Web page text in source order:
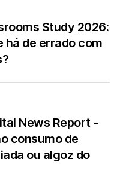
Study 2026:
há de errado com
News Report -
consumo de
ou algoz do